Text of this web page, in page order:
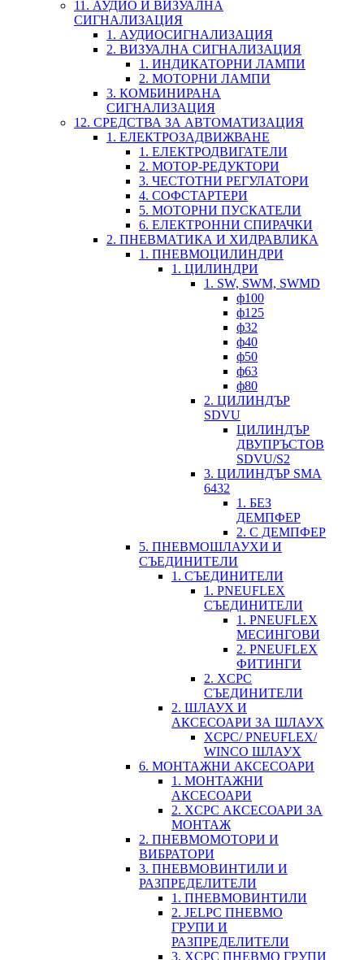
11. АУДИО И ВИЗУАЛНА
СИГНАЛИЗАЦИЯ
1. АУДИОСИГНАЛИЗАЦИЯ
2. ВИЗУАЛНА СИГНАЛИЗАЦИЯ
1. ИНДИКАТОРНИ ЛАМПИ
2. МОТОРНИ ЛАМПИ
3. КОМБИНИРАНА
СИГНАЛИЗАЦИЯ
12. СРЕДСТВА ЗА АВТОМАТИЗАЦИЯ
1. ЕЛЕКТРОЗАДВИЖВАНЕ
1. ЕЛЕКТРОДВИГАТЕЛИ
2. МОТОР-РЕДУКТОРИ
3. ЧЕСТОТНИ РЕГУЛАТОРИ
4. СОФСТАРТЕРИ
5. МОТОРНИ ПУСКАТЕЛИ
6. ЕЛЕКТРОННИ СПИРАЧКИ
2. ПНЕВМАТИКА И ХИДРАВЛИКА
1. ПНЕВМОЦИЛИНДРИ
1. ЦИЛИНДРИ
1. SW, SWM, SWMD
ф100
ф125
ф32
ф40
ф50
ф63
ф80
2. ЦИЛИНДЪР
SDVU
ЦИЛИНДЪР
ДВУПРЪСТОВ
SDVU/S2
3. ЦИЛИНДЪР SMA
6432
1. БЕЗ
ДЕМПФЕР
2. С ДЕМПФЕР
5. ПНЕВМОШЛАУХИ И
СЪЕДИНИТЕЛИ
1. СЪЕДИНИТЕЛИ
1. PNEUFLEX
СЪЕДИНИТЕЛИ
1. PNEUFLEX
МЕСИНГОВИ
2. PNEUFLEX
ФИТИНГИ
2. XCPC
СЪЕДИНИТЕЛИ
2. ШЛАУХ И
АКСЕСОАРИ ЗА ШЛАУХ
XCPC/ PNEUFLEX/
WINCO ШЛАУХ
6. МОНТАЖНИ АКСЕСОАРИ
1. МОНТАЖНИ
АКСЕСОАРИ
2. XCPC АКСЕСОАРИ ЗА
МОНТАЖ
2. ПНЕВМОМОТОРИ И
ВИБРАТОРИ
3. ПНЕВМОВИНТИЛИ И
РАЗПРЕДЕЛИТЕЛИ
1. ПНЕВМОВИНТИЛИ
2. JELPC ПНЕВМО
ГРУПИ И
РАЗПРЕДЕЛИТЕЛИ
3. XCPC ПНЕВМО ГРУПИ